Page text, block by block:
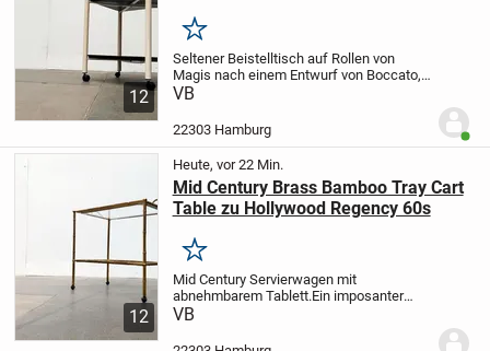
12
Merken
Seltener Beistelltisch auf Rollen von
Magis nach einem Entwurf von Boccato,
Gigante und Zambusi Architetti aus den
Entwurf in typischer Farbgebung. In
VB
22303 Hamburg
12
Heute, vor 22 Min.
Mid Century Brass Bamboo Tray Cart
Table zu Hollywood Regency 60s
Merken
Mid Century Servierwagen mit
abnehmbarem Tablett.Ein imposanter
Wagen oder Beistelltisch. Das fein
besteht aus Messing und imitiert die
VB